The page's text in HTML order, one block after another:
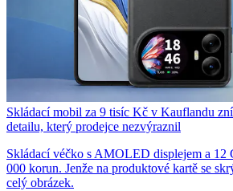
Skládací mobil za 9 tisíc Kč v Kauflandu
detailu, který prodejce nezvýraznil
Skládací véčko s AMOLED displejem a
000 korun. Jenže na produktové kartě se
celý obrázek.